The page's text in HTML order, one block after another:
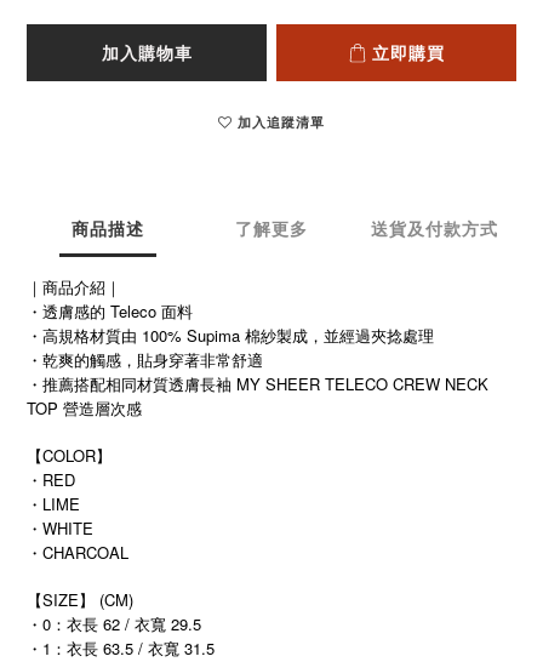
加入購物車 立即購買
加入追蹤清單
商品描述 了解更多 送貨及付款方式
｜商品介紹｜
・透膚感的 Teleco 面料
・高規格材質由 100% Supima 棉紗製成，並經過夾捻處理
・乾爽的觸感，貼身穿著非常舒適
・推薦搭配相同材質透膚長袖 MY SHEER TELECO CREW NECK
TOP 營造層次感
【COLOR】
・RED
・LIME
・WHITE
・CHARCOAL
【SIZE】 (CM)
・0：衣長 62 / 衣寬 29.5
・1：衣長 63.5 / 衣寬 31.5